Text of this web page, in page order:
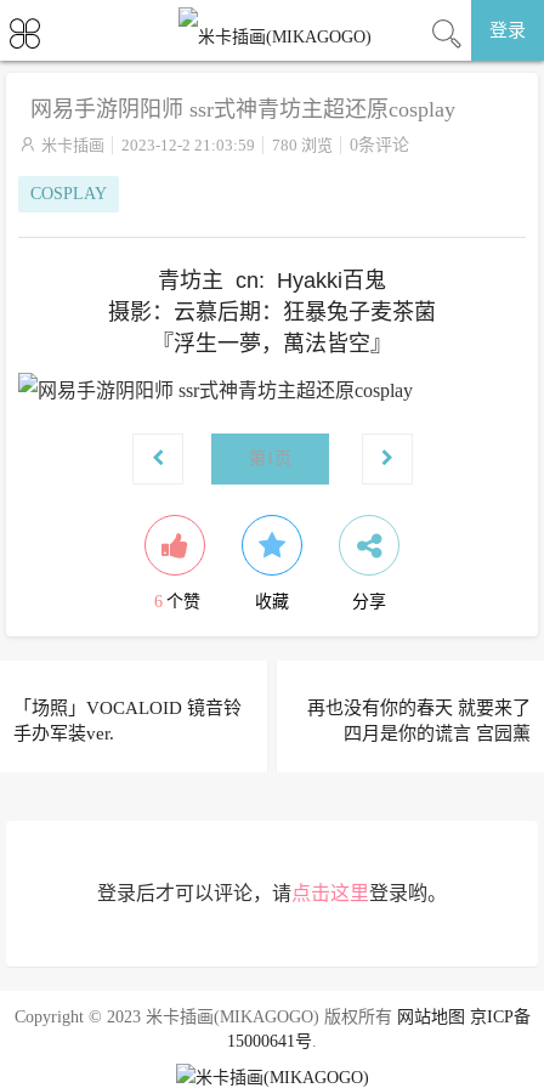
登录
网易手游阴阳师 ssr式神青坊主超还原cosplay
 米卡插画 2023-12-2 21:03:59 780 浏览 0条评论
COSPLAY
青坊主 cn: Hyakki百鬼
摄影：云慕后期：狂暴兔子麦茶菌
『浮生一夢，萬法皆空』
第 1 页
6 个赞 收藏 分享
「场照」VOCALOID 镜音铃
手办军装ver.
再也没有你的春天 就要来了
四月是你的谎言 宫园薰
登录后才可以评论，请点击这里登录哟。
Copyright © 2023 米卡插画(MIKAGOGO) 版权所有 网站地图 京ICP备
15000641号